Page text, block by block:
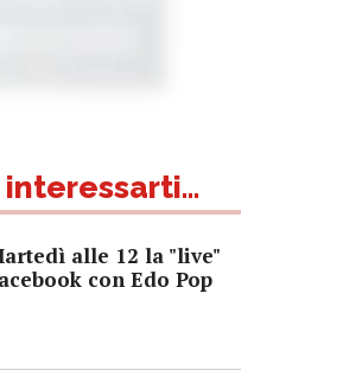
alle 12 la "live"
con Edo Pop